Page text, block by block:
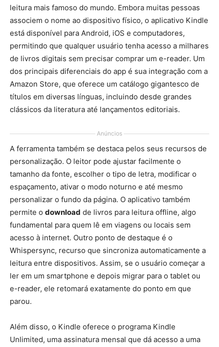
leitura mais famoso do mundo. Embora muitas pessoas
associem o nome ao dispositivo físico, o aplicativo Kindle
está disponível para Android, iOS e computadores,
permitindo que qualquer usuário tenha acesso a milhares
de livros digitais sem precisar comprar um e-reader. Um
dos principais diferenciais do app é sua integração com a
Amazon Store, que oferece um catálogo gigantesco de
títulos em diversas línguas, incluindo desde grandes
clássicos da literatura até lançamentos editoriais.
Anúncios
A ferramenta também se destaca pelos seus recursos de
personalização. O leitor pode ajustar facilmente o
tamanho da fonte, escolher o tipo de letra, modificar o
espaçamento, ativar o modo noturno e até mesmo
personalizar o fundo da página. O aplicativo também
permite o download de livros para leitura offline, algo
fundamental para quem lê em viagens ou locais sem
acesso à internet. Outro ponto de destaque é o
Whispersync, recurso que sincroniza automaticamente a
leitura entre dispositivos. Assim, se o usuário começar a
ler em um smartphone e depois migrar para o tablet ou
e-reader, ele retomará exatamente do ponto em que
parou.
Além disso, o Kindle oferece o programa Kindle
Unlimited, uma assinatura mensal que dá acesso a uma